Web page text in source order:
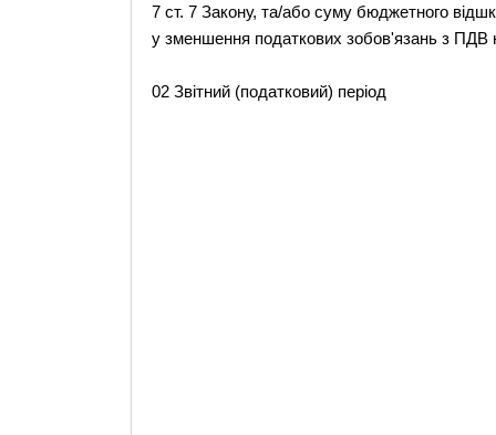
7 ст. 7 Закону, та/або суму бюджетного
у зменшення податкових зобов'язань з ПДВ
02 Звітний (податковий) період